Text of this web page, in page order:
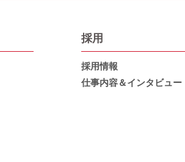
採用
採用情報
仕事内容＆インタビュー